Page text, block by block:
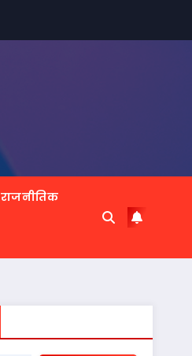
राजनीतिक